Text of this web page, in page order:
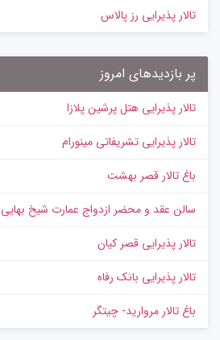
تالار پذیرایی رز پالاس
پر بازدیدهای امروز
تالار پذیرایی هتل پرشین پلازا
تالار پذیرایی تشریفاتی مینورام
باغ تالار قصر بهشت
سالن عقد و محضر ازدواج عمارت شیخ بهایی
تالار پذیرایی قصر کیان
تالار پذیرایی بانک رفاه
باغ تالار مروارید- چیتگر